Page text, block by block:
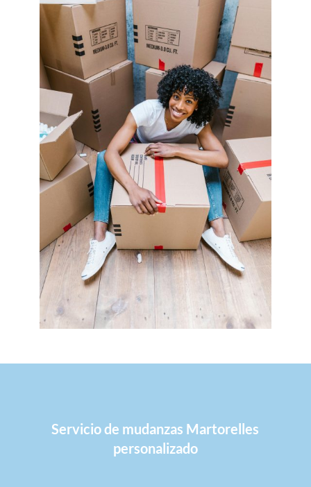
Servicio de mudanzas Martorelles
personalizado